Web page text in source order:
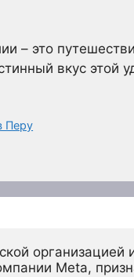
– это
вкус этой
Перу
Meta,